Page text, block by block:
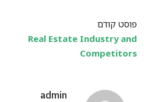
פוסט קודם
Real Estate Industry and
Competitors
admin